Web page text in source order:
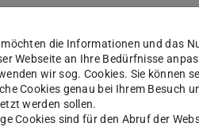
Uhr
möchten die Informationen und das
Webseite an Ihre Bedürfnisse
wir sog. Cookies. Sie können
Cookies genau bei Ihrem Besuch
werden sollen.
Cookies sind für den Abruf der